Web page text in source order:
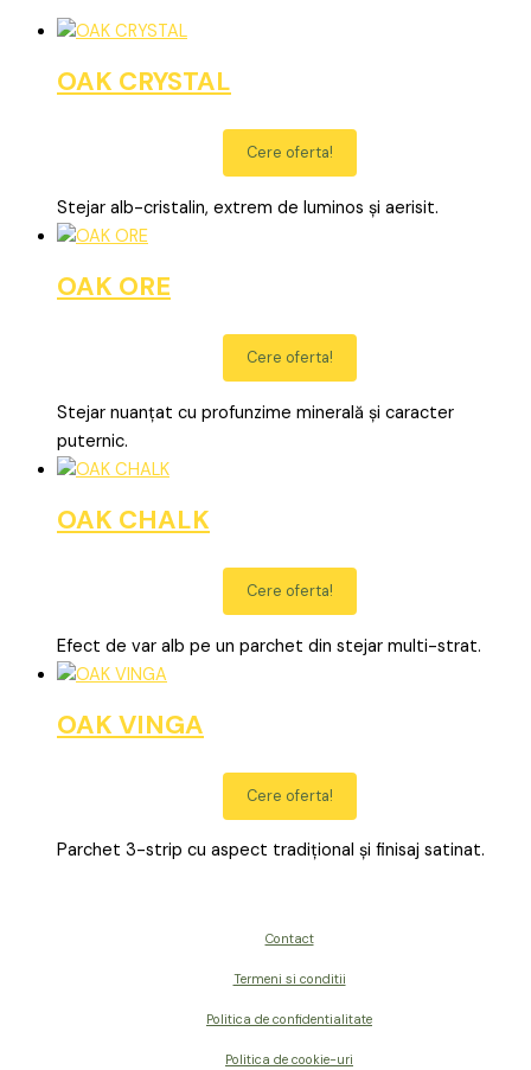
OAK CRYSTAL
Cere oferta!
Stejar alb-cristalin, extrem de luminos și aerisit.
OAK ORE
Cere oferta!
Stejar nuanțat cu profunzime minerală și caracter
puternic.
OAK CHALK
Cere oferta!
Efect de var alb pe un parchet din stejar multi-strat.
OAK VINGA
Cere oferta!
Parchet 3-strip cu aspect tradițional și finisaj satinat.
Contact
Termeni si conditii
Politica de confidentialitate
Politica de cookie-uri